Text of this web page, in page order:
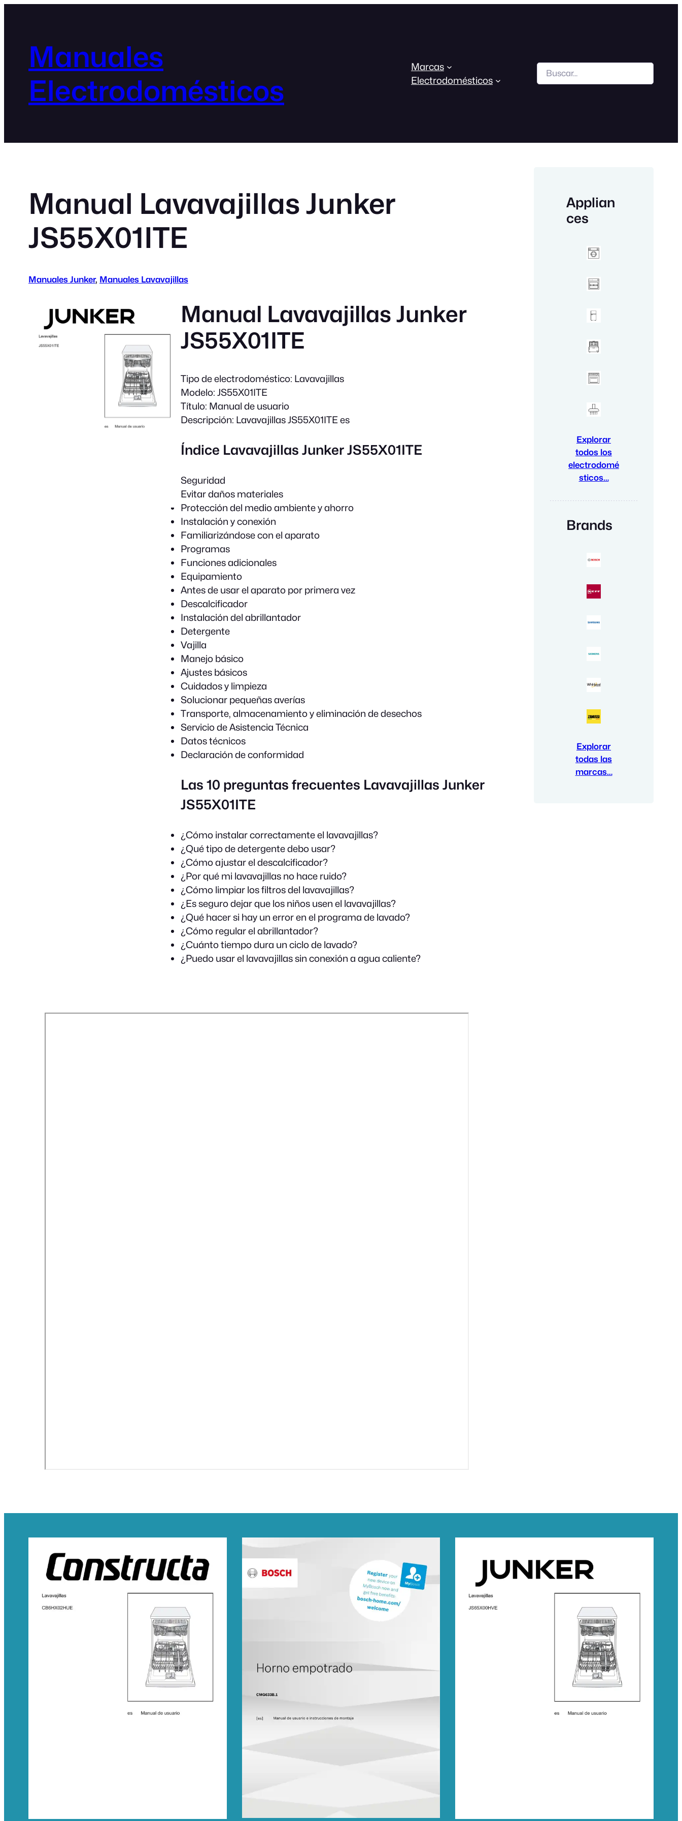
Manuales
Electrodomésticos
Marcas
Electrodomésticos
Search
Manual Lavavajillas Junker
JS55X01ITE
Manuales Junker, Manuales Lavavajillas
Manual Lavavajillas Junker
JS55X01ITE
Tipo de electrodoméstico: Lavavajillas
Modelo: JS55X01ITE
Título: Manual de usuario
Descripción: Lavavajillas JS55X01ITE es
Índice Lavavajillas Junker JS55X01ITE
Seguridad
Evitar daños materiales
Protección del medio ambiente y ahorro
Instalación y conexión
Familiarizándose con el aparato
Programas
Funciones adicionales
Equipamiento
Antes de usar el aparato por primera vez
Descalcificador
Instalación del abrillantador
Detergente
Vajilla
Manejo básico
Ajustes básicos
Cuidados y limpieza
Solucionar pequeñas averías
Transporte, almacenamiento y eliminación de desechos
Servicio de Asistencia Técnica
Datos técnicos
Declaración de conformidad
Las 10 preguntas frecuentes Lavavajillas Junker
JS55X01ITE
¿Cómo instalar correctamente el lavavajillas?
¿Qué tipo de detergente debo usar?
¿Cómo ajustar el descalcificador?
¿Por qué mi lavavajillas no hace ruido?
¿Cómo limpiar los filtros del lavavajillas?
¿Es seguro dejar que los niños usen el lavavajillas?
¿Qué hacer si hay un error en el programa de lavado?
¿Cómo regular el abrillantador?
¿Cuánto tiempo dura un ciclo de lavado?
¿Puedo usar el lavavajillas sin conexión a agua caliente?
Applian
ces
Explorar
todos los
electrodomé
sticos…
Brands
Explorar
todas las
marcas…